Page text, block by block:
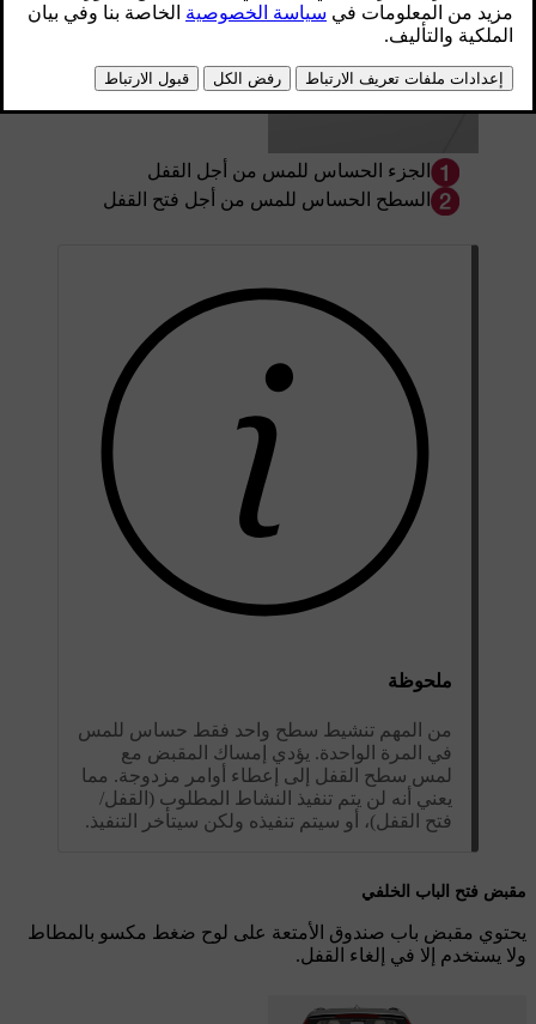
الجزء الحساس للمس من أجل القفل
السطح الحساس للمس من أجل فتح القفل
ملحوظة
من المهم تنشيط سطح واحد فقط حساس للمس
في المرة الواحدة. يؤدي إمساك المقبض مع
لمس سطح القفل إلى إعطاء أوامر مزدوجة. مما
يعني أنه لن يتم تنفيذ النشاط المطلوب (القفل/
فتح القفل)، أو سيتم تنفيذه ولكن سيتأخر التنفيذ.
مقبض فتح الباب الخلفي
يحتوي مقبض باب صندوق الأمتعة على لوح ضغط مكسو بالمطاط
ولا يستخدم إلا في إلغاء القفل.